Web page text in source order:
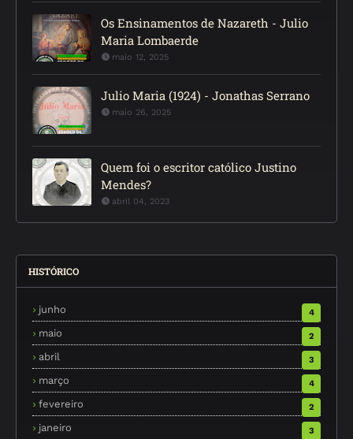
Os Ensinamentos de Nazareth - Julio
Maria Lombaerde
maio 12, 2025
Julio Maria (1924) - Jonathas Serrano
maio 26, 2025
Quem foi o escritor católico Justino
Mendes?
abril 04, 2023
HISTÓRICO
junho 4
maio 2
abril 3
março 4
fevereiro 2
janeiro 3